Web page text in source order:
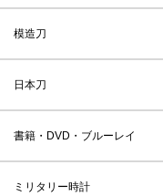
模造刀
日本刀
書籍・DVD・ブルーレイ
ミリタリー時計